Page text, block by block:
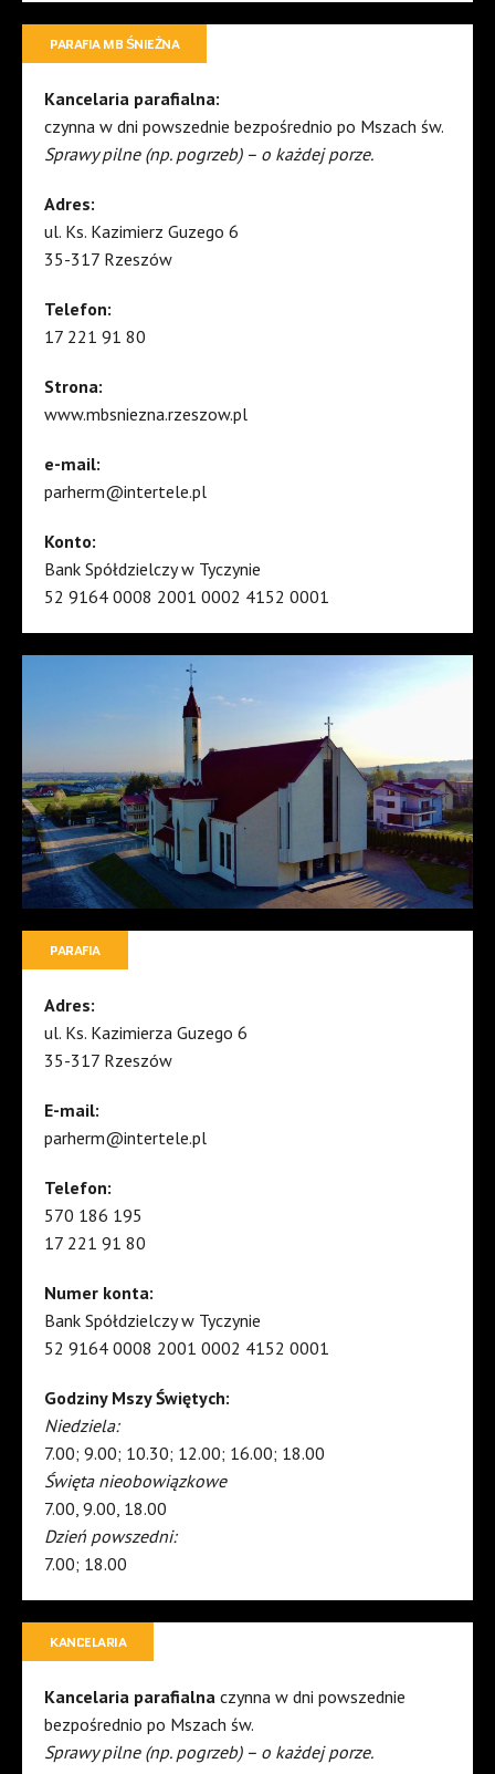
PARAFIA MB ŚNIEŻNA
Kancelaria parafialna:
czynna w dni powszednie bezpośrednio po Mszach św.
Sprawy pilne (np. pogrzeb) – o każdej porze.
Adres:
ul. Ks. Kazimierz Guzego 6
35-317 Rzeszów
Telefon:
17 221 91 80
Strona:
www.mbsniezna.rzeszow.pl
e-mail:
parherm@intertele.pl
Konto:
Bank Spółdzielczy w Tyczynie
52 9164 0008 2001 0002 4152 0001
PARAFIA
Adres:
ul. Ks. Kazimierza Guzego 6
35-317 Rzeszów
E-mail:
parherm@intertele.pl
Telefon:
570 186 195
17 221 91 80
Numer konta:
Bank Spółdzielczy w Tyczynie
52 9164 0008 2001 0002 4152 0001
Godziny Mszy Świętych:
Niedziela:
7.00; 9.00; 10.30; 12.00; 16.00; 18.00
Święta nieobowiązkowe
7.00, 9.00, 18.00
Dzień powszedni:
7.00; 18.00
KANCELARIA
Kancelaria parafialna czynna w dni powszednie
bezpośrednio po Mszach św.
Sprawy pilne (np. pogrzeb) – o każdej porze.